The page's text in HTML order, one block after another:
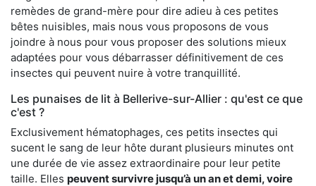
remèdes de grand-mère pour dire adieu à ces petites
bêtes nuisibles, mais nous vous proposons de vous
joindre à nous pour vous proposer des solutions mieux
adaptées pour vous débarrasser définitivement de ces
insectes qui peuvent nuire à votre tranquillité.
Les punaises de lit à Bellerive-sur-Allier : qu'est ce que
c'est ?
Exclusivement hématophages, ces petits insectes qui
sucent le sang de leur hôte durant plusieurs minutes ont
une durée de vie assez extraordinaire pour leur petite
taille. Elles peuvent survivre jusqu’à un an et demi, voire